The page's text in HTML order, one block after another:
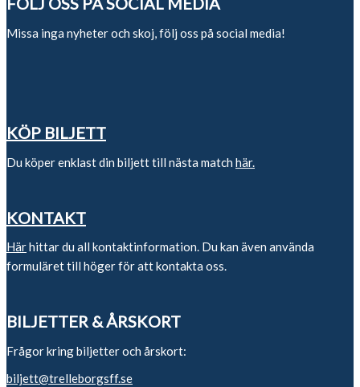
Missa inga nyheter och skoj, följ oss på social media!
KÖP BILJETT
Du köper enklast din biljett till nästa match här.
KONTAKT
Härhittar du all kontaktinformation. Du kan även använda
formuläret till höger för att kontakta oss.
BILJETTER & ÅRSKORT
Frågor kring biljetter och årskort:
biljett@trelleborgsff.se